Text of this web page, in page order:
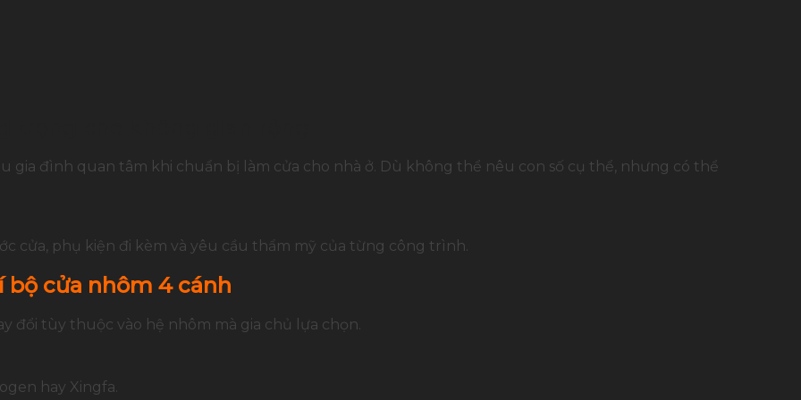
trọng cho không gian rộng
gia đình quan tâm khi chuẩn bị làm cửa cho nhà ở. Dù không thể nêu con số cụ thể, nhưng có thể
cửa, phụ kiện đi kèm và yêu cầu thẩm mỹ của từng công trình.
cửa nhôm 4 cánh
đổi tùy thuộc vào hệ nhôm mà gia chủ lựa chọn.
hay Xingfa.